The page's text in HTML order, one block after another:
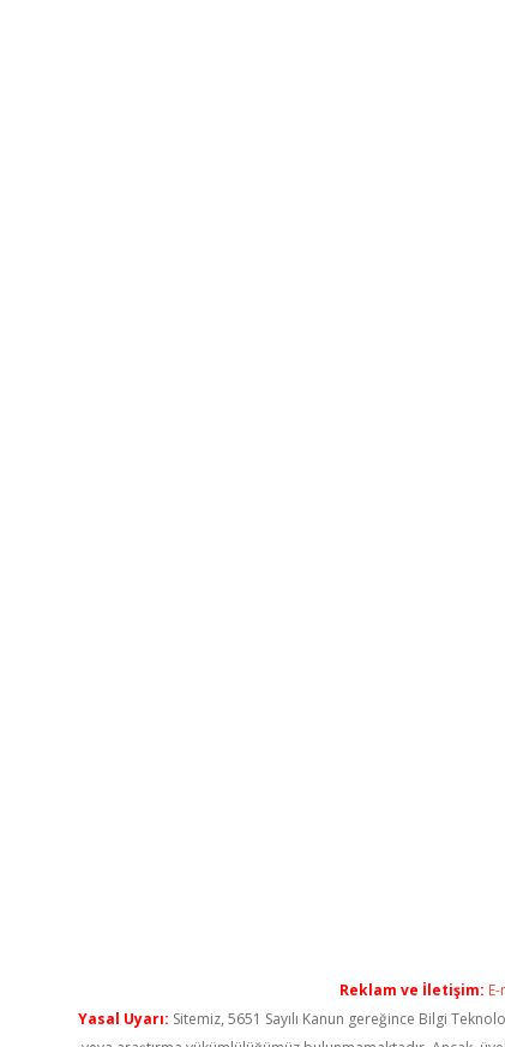
Reklam ve İletişim:
Yasal Uyarı: Sitemiz, 5651 Sayılı Kanun gereğince Bilgi